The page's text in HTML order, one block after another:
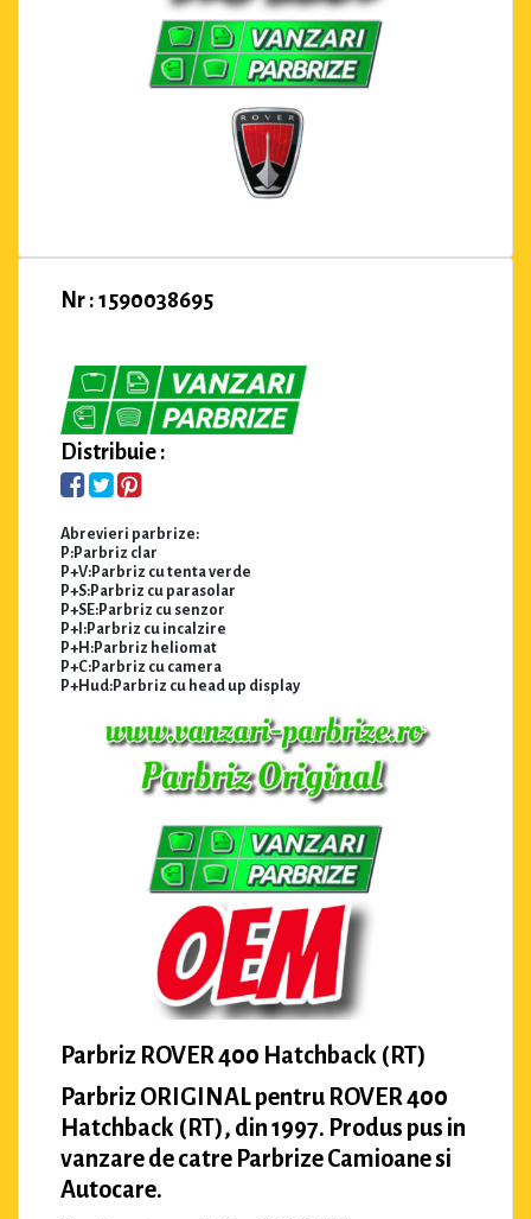
Nr : 1590038695
Distribuie :
Abrevieri parbrize:
P:Parbriz clar
P+V:Parbriz cu tenta verde
P+S:Parbriz cu parasolar
P+SE:Parbriz cu senzor
P+I:Parbriz cu incalzire
P+H:Parbriz heliomat
P+C:Parbriz cu camera
P+Hud:Parbriz cu head up display
Parbriz ROVER 400 Hatchback (RT)
Parbriz ORIGINAL pentru ROVER 400
Hatchback (RT), din 1997. Produs pus in
vanzare de catre Parbrize Camioane si
Autocare.